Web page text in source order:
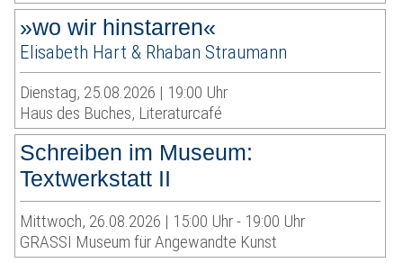
»wo wir hinstarren«
Elisabeth Hart & Rhaban Straumann
Dienstag, 25.08.2026 | 19:00 Uhr
Haus des Buches, Literaturcafé
Schreiben im Museum:
Textwerkstatt II
Mittwoch, 26.08.2026 | 15:00 Uhr - 19:00 Uhr
GRASSI Museum für Angewandte Kunst